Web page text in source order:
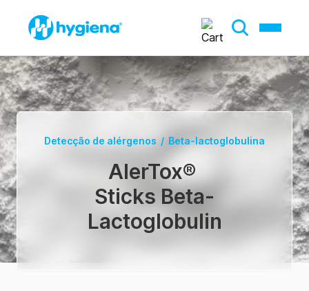
Detecção de alérgenos / Beta-lactoglobulina
AlerTox®
Sticks Beta-
Lactoglobulin